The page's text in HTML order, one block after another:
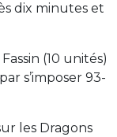
dix minutes et
(10 unités)
s’imposer 93-
les Dragons